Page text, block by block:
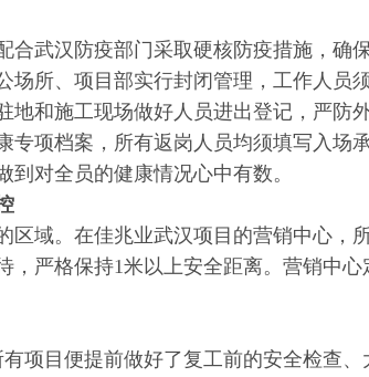
合武汉防疫部门采取硬核防疫措施，确
场所、项目部实行封闭管理，工作人员
地和施工现场做好人员进出登记，严防
专项档案，所有返岗人员均须填写入
对全员的健康情况心中有数。
区域。在佳兆业武汉项目的营销中心
，严格保持1米以上安全距离。营销中
项目便提前做好了复工前的安全检查